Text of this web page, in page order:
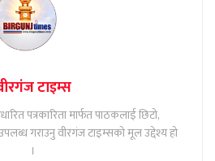
टाइम्स
पत्रकारिता मार्फत पाठकलाई छिटो,
गराउनु वीरगंज टाइम्सको मूल उद्देश्य हो
।